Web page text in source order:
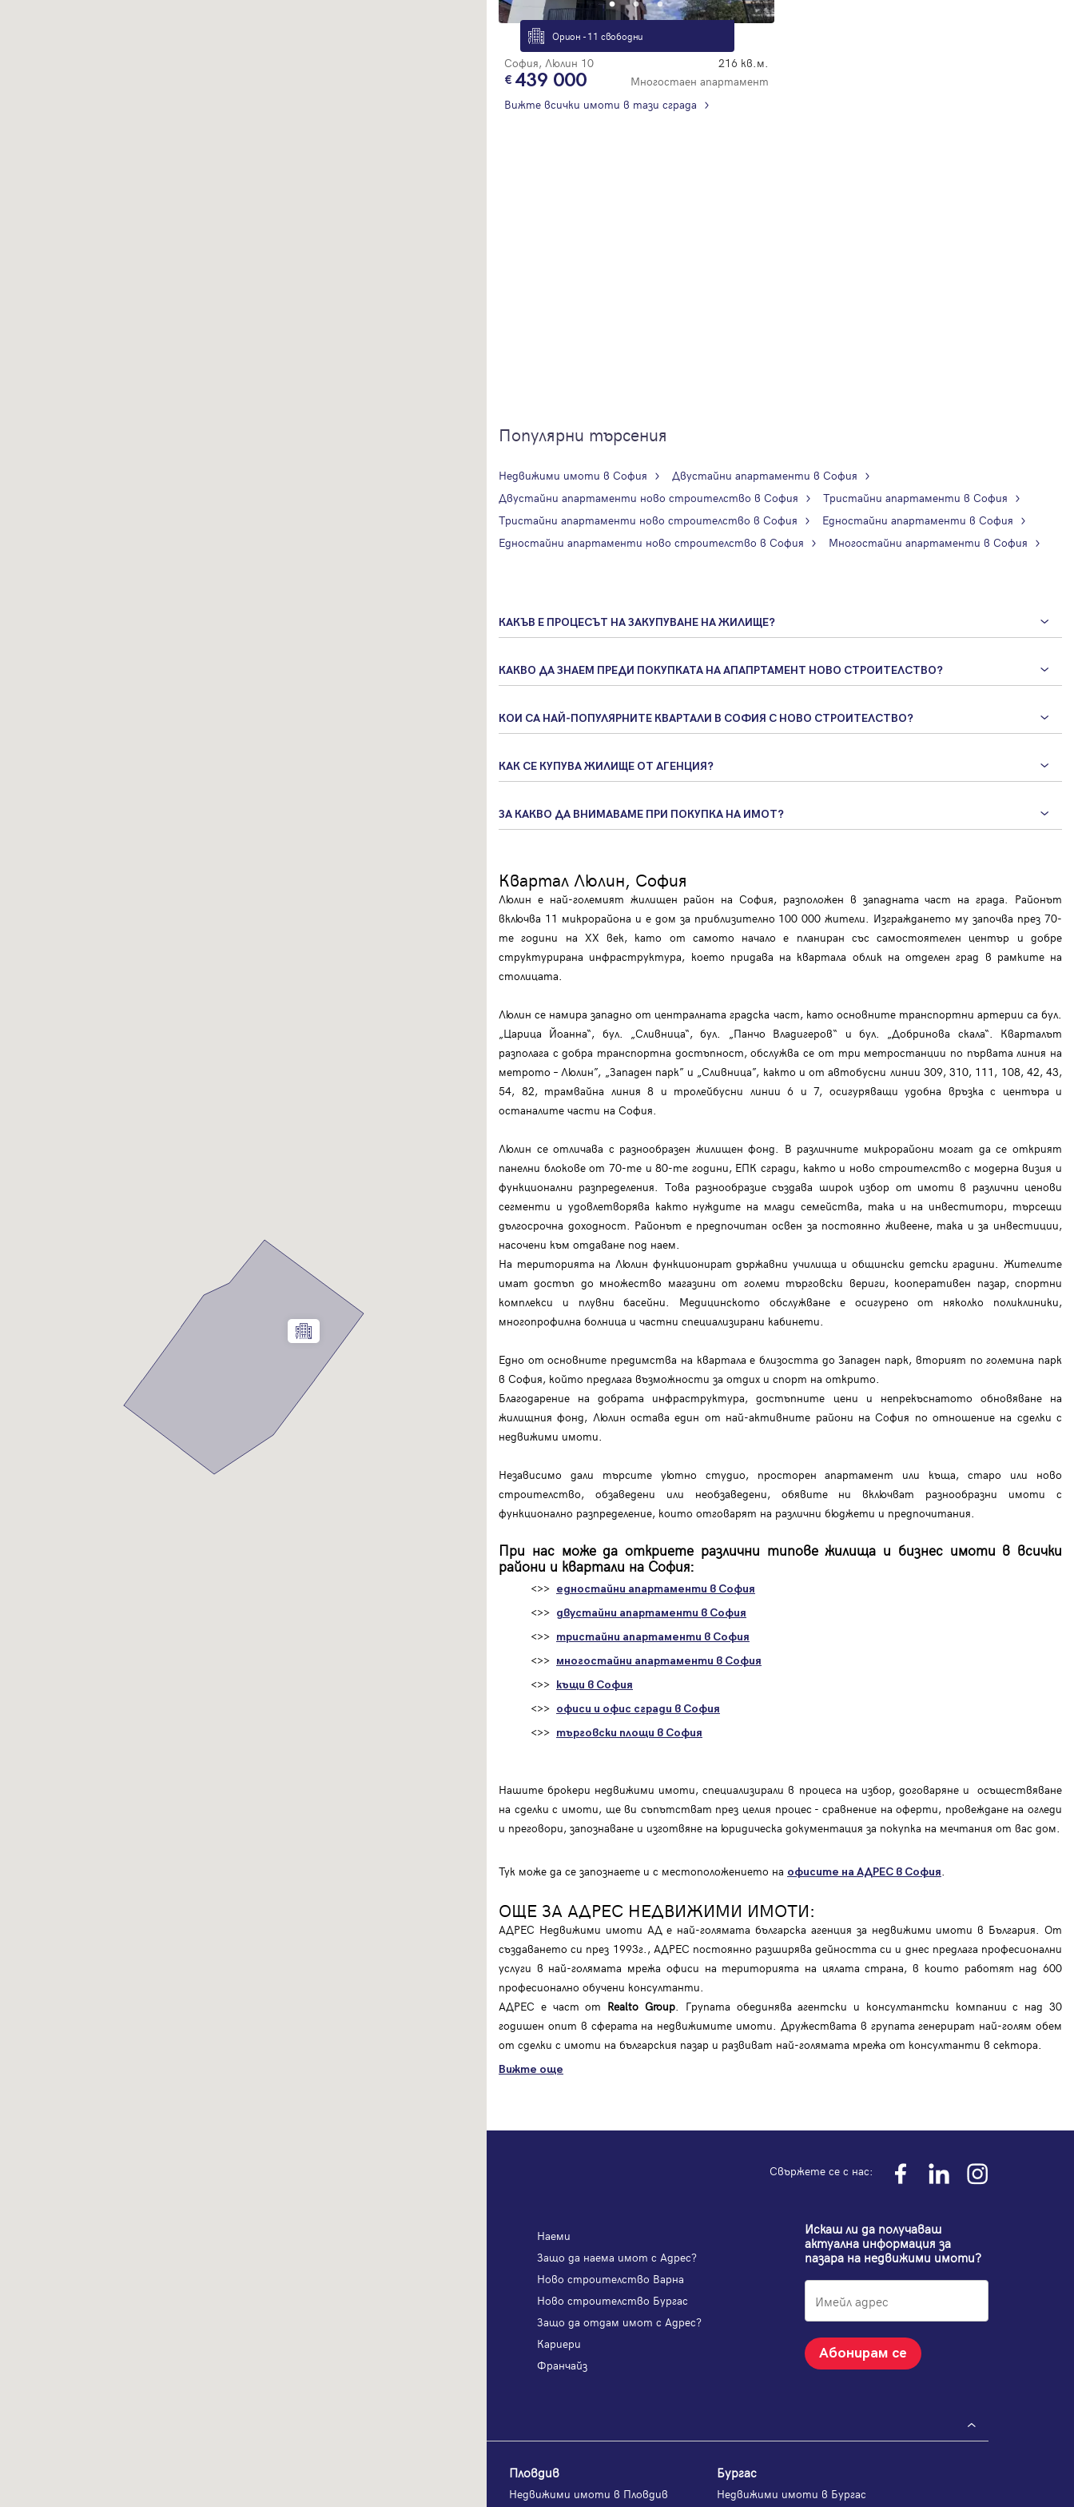
Орион - 11 свободни
София, Люлин 10 216 кв.м.
439 000
Многостаен апартамент
Вижте всички имоти в тази сграда
Популярни търсения
Недвижими имоти в София
Двустайни апартаменти в София
Двустайни апартаменти ново строителство в София
Тристайни апартаменти в София
Тристайни апартаменти ново строителство в София
Едностайни апартаменти в София
Едностайни апартаменти ново строителство в София
Многостайни апартаменти в София
КАКЪВ Е ПРОЦЕСЪТ НА ЗАКУПУВАНЕ НА ЖИЛИЩЕ?
КАКВО ДА ЗНАЕМ ПРЕДИ ПОКУПКАТА НА АПАПРТАМЕНТ НОВО СТРОИТЕЛСТВО?
КОИ СА НАЙ-ПОПУЛЯРНИТЕ КВАРТАЛИ В СОФИЯ С НОВО СТРОИТЕЛСТВО?
КАК СЕ КУПУВА ЖИЛИЩЕ ОТ АГЕНЦИЯ?
ЗА КАКВО ДА ВНИМАВАМЕ ПРИ ПОКУПКА НА ИМОТ?
Квартал Люлин, София
Люлин е най-големият жилищен район на София, разположен в западната част на града. Районът
включва 11 микрорайона и е дом за приблизително 100 000 жители. Изграждането му започва през 70-
те години на XX век, като от самото начало е планиран със самостоятелен център и добре
структурирана инфраструктура, което придава на квартала облик на отделен град в рамките на
столицата.
Люлин се намира западно от централната градска част, като основните транспортни артерии са бул.
„Царица Йоанна“, бул. „Сливница“, бул. „Панчо Владигеров“ и бул. „Добринова скала“. Кварталът
разполага с добра транспортна достъпност, обслужва се от три метростанции по първата линия на
метрото – Люлин”, „Западен парк” и „Сливница”, както и от автобусни линии 309, 310, 111, 108, 42, 43,
54, 82, трамвайна линия 8 и тролейбусни линии 6 и 7, осигуряващи удобна връзка с центъра и
останалите части на София.
Люлин се отличава с разнообразен жилищен фонд. В различните микрорайони могат да се открият
панелни блокове от 70-те и 80-те години, ЕПК сгради, както и ново строителство с модерна визия и
функционални разпределения. Това разнообразие създава широк избор от имоти в различни ценови
сегменти и удовлетворява както нуждите на млади семейства, така и на инвеститори, търсещи
дългосрочна доходност. Районът е предпочитан освен за постоянно живеене, така и за инвестиции,
насочени към отдаване под наем.
На територията на Люлин функционират държавни училища и общински детски градини. Жителите
имат достъп до множество магазини от големи търговски вериги, кооперативен пазар, спортни
комплекси и плувни басейни. Медицинското обслужване е осигурено от няколко поликлиники,
многопрофилна болница и частни специализирани кабинети.
Едно от основните предимства на квартала е близостта до Западен парк, вторият по големина парк
в София, който предлага възможности за отдих и спорт на открито.
Благодарение на добрата инфраструктура, достъпните цени и непрекъснатото обновяване на
жилищния фонд, Люлин остава един от най-активните райони на София по отношение на сделки с
недвижими имоти.
Независимо дали търсите уютно студио, просторен апартамент или къща, старо или ново
строителство, обзаведени или необзаведени, обявите ни включват разнообразни имоти с
функционално разпределение, които отговарят на различни бюджети и предпочитания.
При нас може да откриете различни типове жилища и бизнес имоти в всички
райони и квартали на София:
<>> едностайни апартаменти в София
<>> двустайни апартаменти в София
<>> тристайни апартаменти в София
<>> многостайни апартаменти в София
<>> къщи в София
<>> офиси и офис сгради в София
<>> търговски площи в София
Нашите брокери недвижими имоти, специализирали в процеса на избор, договаряне и осъществяване
на сделки с имоти, ще ви съпътстват през целия процес - сравнение на оферти, провеждане на огледи
и преговори, запознаване и изготвяне на юридическа документация за покупка на мечтания от вас дом.
Тук може да се запознаете и с местоположението на офисите на АДРЕС в София.
ОЩЕ ЗА АДРЕС НЕДВИЖИМИ ИМОТИ:
АДРЕС Недвижими имоти АД е най-голямата българска агенция за недвижими имоти в България. От
създаването си през 1993г., АДРЕС постоянно разширява дейността си и днес предлага професионални
услуги в най-голямата мрежа офиси на територията на цялата страна, в които работят над 600
професионално обучени консултанти.
АДРЕС е част от Realto Group. Групата обединява агентски и консултантски компании с над 30
годишен опит в сферата на недвижимите имоти. Дружествата в групата генерират най-голям обем
от сделки с имоти на българския пазар и развиват най-голямата мрежа от консултанти в сектора.
Вижте още
Благодарим ви! Проверете имейл адрес си, за да активирате
Благодарим ви! Очаквайте скоро да се свържем с вас!
Свържете се с нас:
Наеми
Защо да наема имот с Адрес?
Ново строителство Варна
Ново строителство Бургас
Защо да отдам имот с Адрес?
Кариери
Франчайз
Искаш ли да получаваш
актуална информация за
пазара на недвижими имоти?
Абонирам се
Пловдив
Недвижими имоти в Пловдив
Бургас
Недвижими имоти в Бургас
Влезте с профила си, за да разгледате повече снимки и да получите
Продължи с Facebook
Продължи с Google
или влезте с имейл
Парола
Вход с имейл
Регистрация